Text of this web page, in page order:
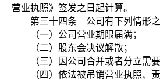
营业执照》签发之日起计算。
第三十四条 公司有下列情形之
（一）公司营业期限届满；
（二）股东会决议解散；
（三）因公司合并或者分立需要
（四）依法被吊销营业执照、